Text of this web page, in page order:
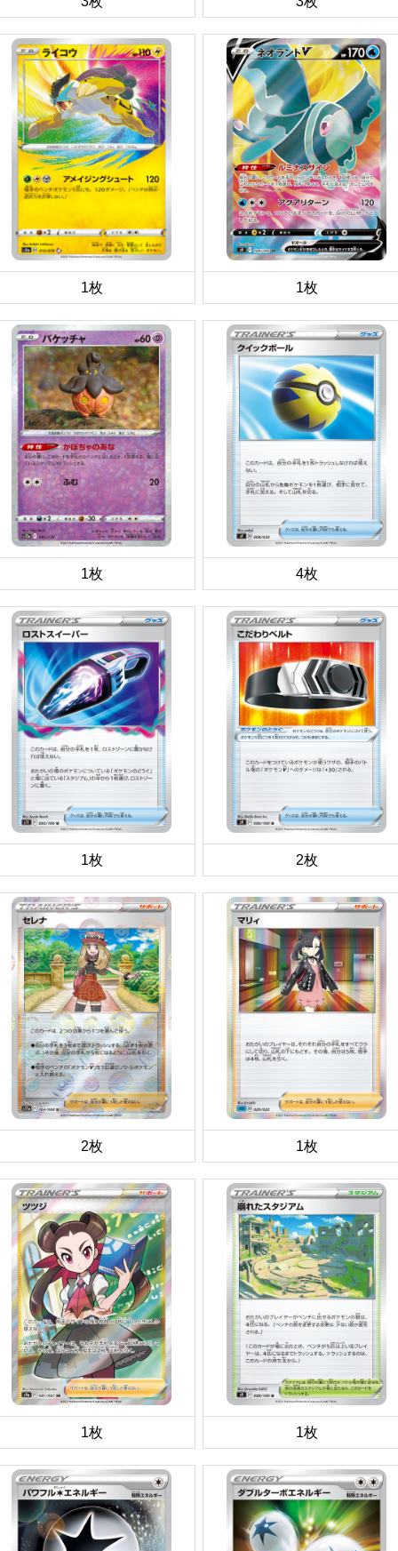
1枚 1枚
1枚 4枚
1枚 2枚
2枚 1枚
1枚 1枚